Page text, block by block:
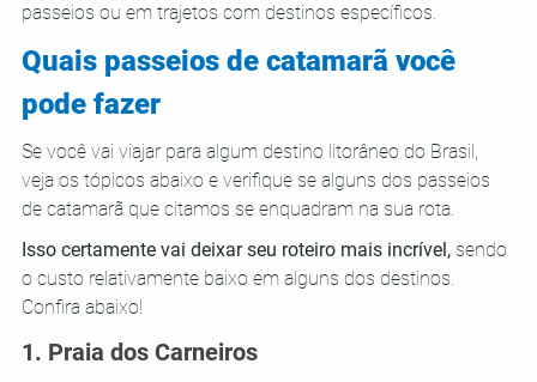
passeios ou em trajetos com destinos específicos.
Quais passeios de catamarã você
pode fazer
Se você vai viajar para algum destino litorâneo do Brasil,
veja os tópicos abaixo e verifique se alguns dos passeios
de catamarã que citamos se enquadram na sua rota.
Isso certamente vai deixar seu roteiro mais incrível, sendo
o custo relativamente baixo em alguns dos destinos.
Confira abaixo!
1. Praia dos Carneiros